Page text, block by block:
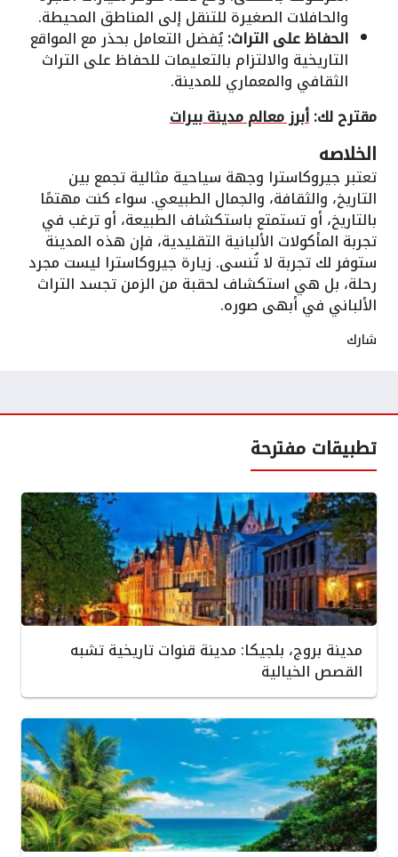
والحافلات الصغيرة للتنقل إلى المناطق المحيطة.
الحفاظ على التراث:يُفضل التعامل بحذر مع المواقع
التاريخية والالتزام بالتعليمات للحفاظ على التراث
الثقافي والمعماري للمدينة.
مقترح لك:أبرز معالم مدينة بيرات
الخلاصه
تعتبر جيروكاسترا وجهة سياحية مثالية تجمع بين
التاريخ، والثقافة، والجمال الطبيعي. سواء كنت مهتمًا
بالتاريخ، أو تستمتع باستكشاف الطبيعة، أو ترغب في
تجربة المأكولات الألبانية التقليدية، فإن هذه المدينة
ستوفر لك تجربة لا تُنسى. زيارة جيروكاسترا ليست مجرد
رحلة، بل هي استكشاف لحقبة من الزمن تجسد التراث
الألباني في أبهى صوره.
شارك
تطبيقات مفترحة
مدينة بروج، بلجيكا: مدينة قنوات تاريخية تشبه
القصص الخيالية